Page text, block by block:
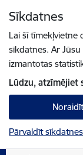
Sīkdatnes
Lai šī tīmekļvietne
sīkdatnes. Ar
izmantotas
Lūdzu, atzīmējiet
Noraidīt
Pārvaldīt sīkdatnes